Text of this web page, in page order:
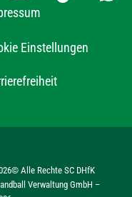
Einstellungen
© Alle Rechte SC DHfK
Verwaltung GmbH –